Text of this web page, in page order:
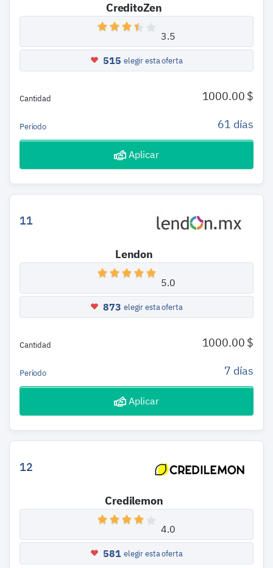
CreditoZen
3.5
515 elegir esta oferta
Cantidad 1000.00 $
Período 61 días
Aplicar
11
Lendon
5.0
873 elegir esta oferta
Cantidad 1000.00 $
Período 7 días
Aplicar
12
Credilemon
4.0
581 elegir esta oferta